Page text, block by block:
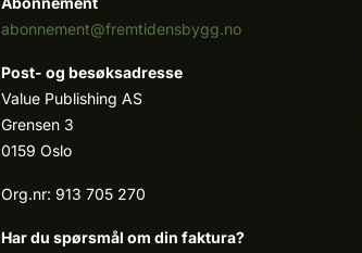
abonnement@fremtidensbygg.no
Post- og besøksadresse
Value Publishing AS
Grensen 3
0159 Oslo
Org.nr: 913 705 270
Har du spørsmål om din faktura?